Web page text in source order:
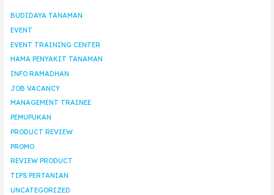
BUDIDAYA TANAMAN
EVENT
EVENT TRAINING CENTER
HAMA PENYAKIT TANAMAN
INFO RAMADHAN
JOB VACANCY
MANAGEMENT TRAINEE
PEMUPUKAN
PRODUCT REVIEW
PROMO
REVIEW PRODUCT
TIPS PERTANIAN
UNCATEGORIZED